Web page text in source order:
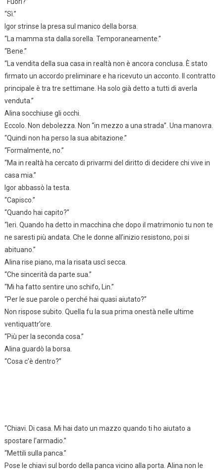
“Sì.”
Igor strinse la presa sul manico della borsa.
“La mamma sta dalla sorella. Temporaneamente.”
“Bene.”
“La vendita della sua casa in realtà non è ancora conclusa. È stato
firmato un accordo preliminare e ha ricevuto un acconto. Il contratto
principale è tra tre settimane. Ha solo già detto a tutti di averla
venduta.”
Alina socchiuse gli occhi.
Eccolo. Non debolezza. Non “in mezzo a una strada”. Una manovra.
“Quindi non ha perso la sua abitazione.”
“Formalmente, no.”
“Ma in realtà ha cercato di privarmi del diritto di decidere chi vive in
casa mia.”
Igor abbassò la testa.
“Capisco.”
“Quando hai capito?”
“Ieri. Quando ha detto in macchina che dopo il matrimonio tu non te
ne saresti più andata. Che le donne all’inizio resistono, poi si
abituano.”
Alina rise piano, ma la risata uscì secca.
“Che sincerità da parte sua.”
“Mi ha fatto sentire uno schifo, Lin.”
“Per le sue parole o perché hai quasi aiutato?”
Non rispose subito. Quella fu la sua prima onestà nelle ultime
ventiquattr’ore.
“Più per la seconda cosa.”
Alina guardò la borsa.
“Cosa c’è dentro?”
“Chiavi. Di casa. Mi hai dato un mazzo quando ti ho aiutato a
spostare l’armadio.”
“Mettili sulla panca.”
Pose le chiavi sul bordo della panca vicino alla porta. Alina non le